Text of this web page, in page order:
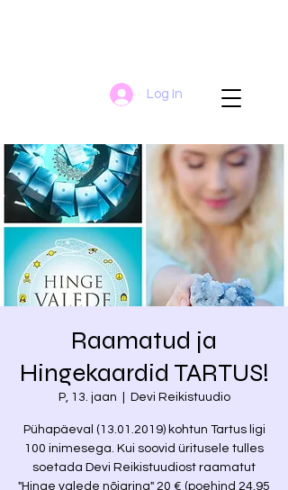
Log In
Raamatud ja
Hingekaardid TARTUS!
P, 13. jaan Devi Reikistuudio
Pühapäeval (13.01.2019) kohtun Tartus ligi
100 inimesega. Kui soovid üritusele tulles
soetada Devi Reikistuudiost raamatut
"Hinge valede nõiaring" 20 € (poehind 24,95